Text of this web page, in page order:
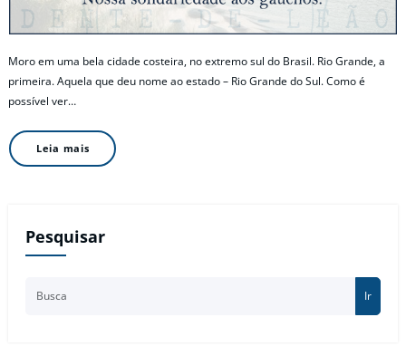
Moro em uma bela cidade costeira, no extremo sul do Brasil. Rio Grande, a
primeira. Aquela que deu nome ao estado – Rio Grande do Sul. Como é
possível ver…
Leia mais
Pesquisar
Ir